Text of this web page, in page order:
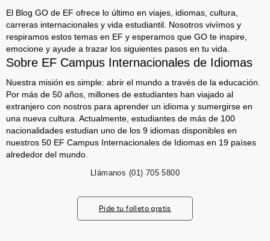
El Blog GO de EF ofrece lo último en viajes, idiomas, cultura,
carreras internacionales y vida estudiantil. Nosotros vivímos y
respiramos estos temas en EF y esperamos que GO te inspire,
emocione y ayude a trazar los siguientes pasos en tu vida.
Sobre EF Campus Internacionales de Idiomas
Nuestra misión es simple: abrir el mundo a través de la educación.
Por más de 50 años, millones de estudiantes han viajado al
extranjero con nostros para aprender un idioma y sumergirse en
una nueva cultura. Actualmente, estudiantes de más de 100
nacionalidades estudian uno de los 9 idiomas disponibles en
nuestros 50 EF Campus Internacionales de Idiomas en 19 países
alrededor del mundo.
Llámanos (01) 705 5800
Pide tu folleto gratis